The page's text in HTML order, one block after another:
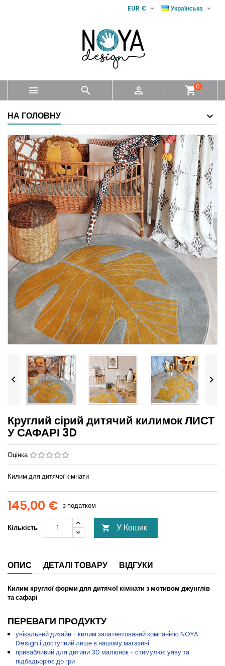
Українська 
EUR € 
   shopping_cart0
НА ГОЛОВНУ
 
Круглий сірий дитячий килимок ЛИСТ
У САФАРІ 3D
Оцінка
Килим для дитячої кімнати
145,00 € з податком
Кількість  У Кошик
ОПИС ДЕТАЛІ ТОВАРУ ВІДГУКИ
Килим круглої форми для дитячої кімнати з мотивом джунглів
та сафарі
ПЕРЕВАГИ ПРОДУКТУ
унікальний дизайн - килим запатентований компанією NOYA
Design і доступний лише в нашому магазині
привабливий для дитини 3D малюнок - стимулює уяву та
підбадьорює до гри